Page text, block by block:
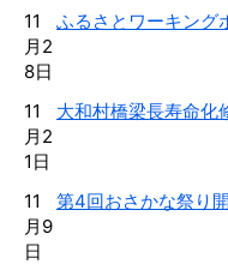
11
月2
8日
ふるさとワーキング
11
月2
1日
大和村橋梁長寿命化
11
月9
日
第4回おさかな祭り